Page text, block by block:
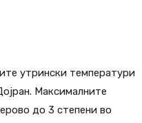
утрински температури
Максималните
до 3 степени во